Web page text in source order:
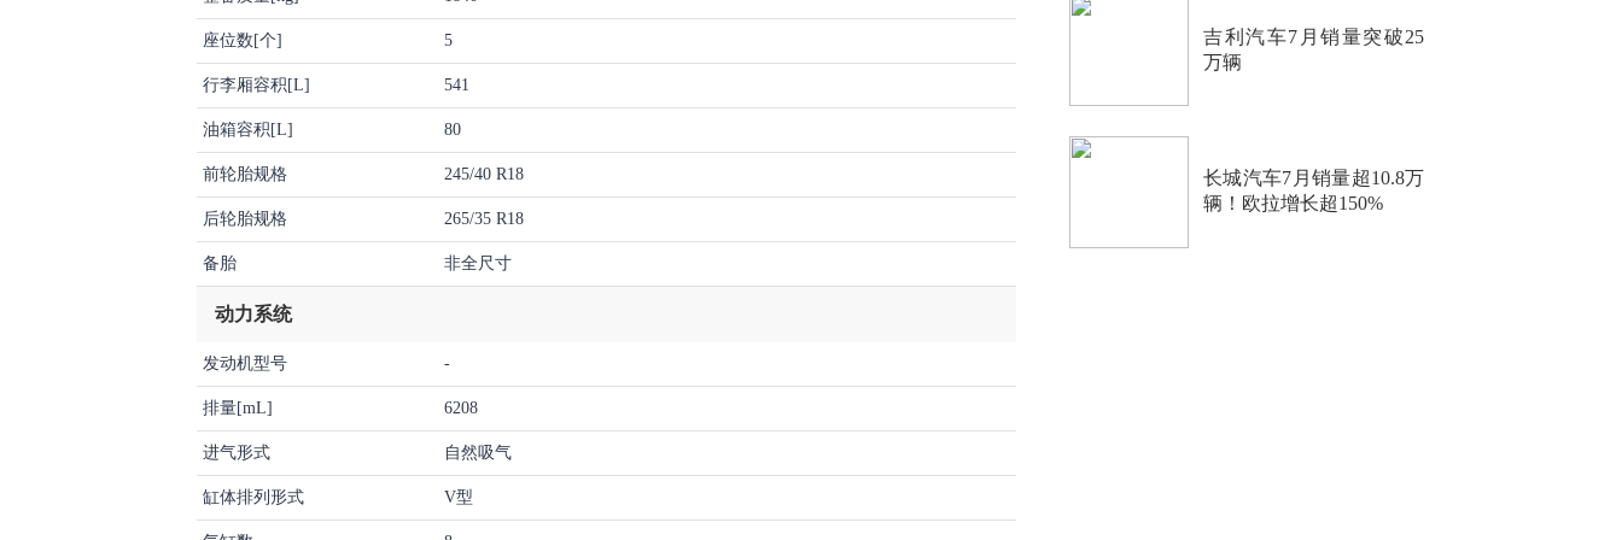
座位数[个] 5
行李厢容积[L] 541
油箱容积[L] 80
前轮胎规格 245/40 R18
后轮胎规格 265/35 R18
备胎 非全尺寸
动力系统
发动机型号 -
排量[mL] 6208
进气形式 自然吸气
缸体排列形式 V型
吉利汽车7月销量突破25
万辆
长城汽车7月销量超10.8万
辆！欧拉增长超150%